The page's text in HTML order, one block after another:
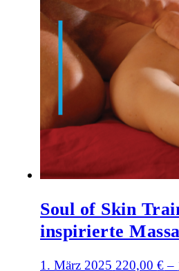
Soul of Skin
inspirierte
1. März 2025 220,00€–